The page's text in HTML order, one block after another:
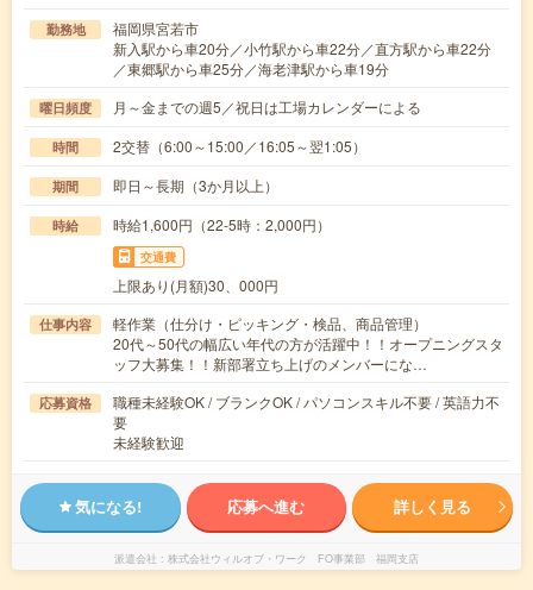
勤務地
福岡県宮若市
新入駅から車20分／小竹駅から車22分／直方駅から車22分
／東郷駅から車25分／海老津駅から車19分
曜日頻度 月～金までの週5／祝日は工場カレンダーによる
時間 2交替（6:00～15:00／16:05～翌1:05）
期間 即日～長期（3か月以上）
時給 時給1,600円（22-5時：2,000円）
交通費
上限あり(月額)30、000円
仕事内容
軽作業（仕分け・ピッキング・検品、商品管理）
20代～50代の幅広い年代の方が活躍中！！オープニングスタ
ッフ大募集！！新部署立ち上げのメンバーにな…
応募資格
職種未経験OK / ブランクOK / パソコンスキル不要 / 英語力不
要
未経験歓迎
気になる! 応募へ進む 詳しく見る
派遣会社 株式会社ウィルオブ・ワーク FO事業部 福岡支店